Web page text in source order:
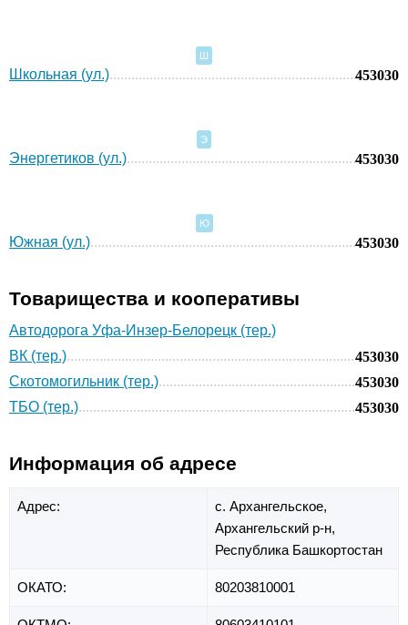
Ш
Школьная (ул.) 453030
Э
Энергетиков (ул.) 453030
Ю
Южная (ул.) 453030
Товарищества и кооперативы
Автодорога Уфа-Инзер-Белорецк (тер.)
ВК (тер.)
453030
Скотомогильник (тер.)
453030
ТБО (тер.)
453030
Информация об адресе
Адрес:
с. Архангельское,
Архангельский р-н,
Республика Башкортостан
ОКАТО: 80203810001